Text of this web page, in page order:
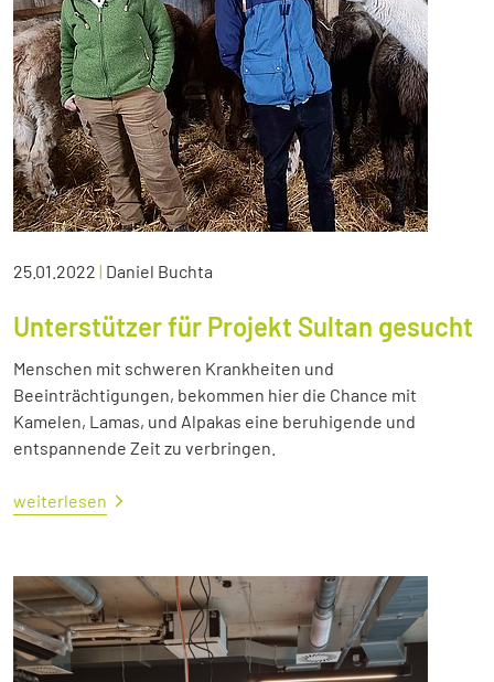
25.01.2022 | Daniel Buchta
Unterstützer für Projekt Sultan gesucht
Menschen mit schweren Krankheiten und
Beeinträchtigungen, bekommen hier die Chance mit
Kamelen, Lamas, und Alpakas eine beruhigende und
entspannende Zeit zu verbringen.
weiterlesen